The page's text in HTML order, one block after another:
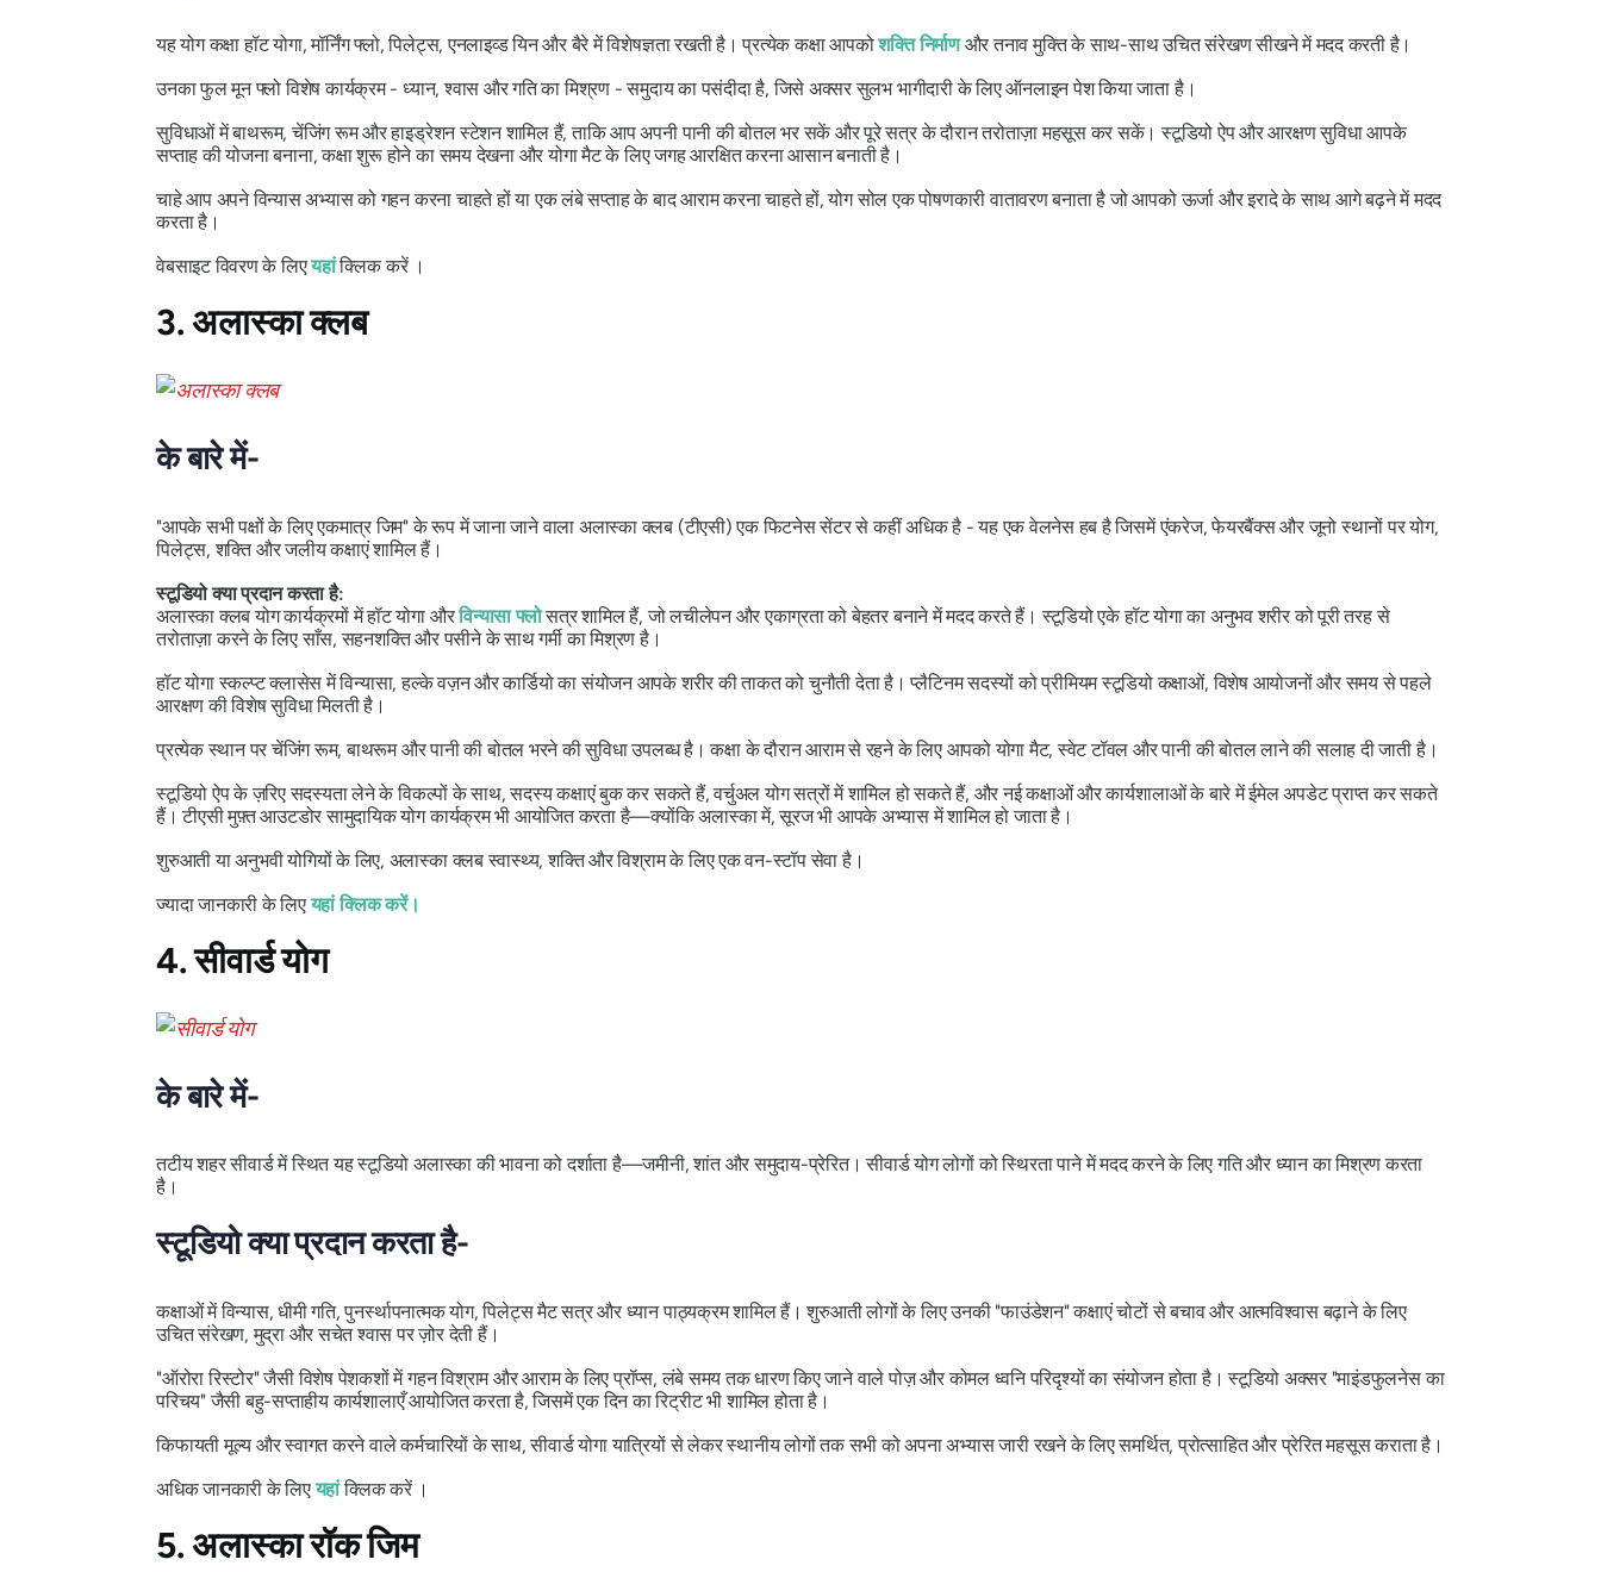
यह योग कक्षा हॉट योगा, मॉर्निंग फ्लो, पिलेट्स, एनलाइव्ड यिन और बैरे में विशेषज्ञता रखती है। प्रत्येक कक्षा आपकोशक्ति निर्माणऔर तनाव मुक्ति के साथ-साथ उचित संरेखण सीखने में मदद करती है।
उनका फुल मून फ्लो विशेष कार्यक्रम - ध्यान, श्वास और गति का मिश्रण - समुदाय का पसंदीदा है, जिसे अक्सर सुलभ भागीदारी के लिए ऑनलाइन पेश किया जाता है।
सुविधाओं में बाथरूम, चेंजिंग रूम और हाइड्रेशन स्टेशन शामिल हैं, ताकि आप अपनी पानी की बोतल भर सकें और पूरे सत्र के दौरान तरोताज़ा महसूस कर सकें। स्टूडियो ऐप और आरक्षण सुविधा आपके
सप्ताह की योजना बनाना, कक्षा शुरू होने का समय देखना और योगा मैट के लिए जगह आरक्षित करना आसान बनाती है।
चाहे आप अपने विन्यास अभ्यास को गहन करना चाहते हों या एक लंबे सप्ताह के बाद आराम करना चाहते हों, योग सोल एक पोषणकारी वातावरण बनाता है जो आपको ऊर्जा और इरादे के साथ आगे बढ़ने में मदद
करता है।
वेबसाइट विवरण के लिएयहांक्लिक करें ।
3. अलास्का क्लब
के बारे में-
"आपके सभी पक्षों के लिए एकमात्र जिम" के रूप में जाना जाने वाला अलास्का क्लब (टीएसी) एक फिटनेस सेंटर से कहीं अधिक है - यह एक वेलनेस हब है जिसमें एंकरेज, फेयरबैंक्स और जूनो स्थानों पर योग,
पिलेट्स, शक्ति और जलीय कक्षाएं शामिल हैं।
स्टूडियो क्या प्रदान करता है:
अलास्का क्लब योग कार्यक्रमों में हॉट योगा औरविन्यासा फ्लोसत्र शामिल हैं, जो लचीलेपन और एकाग्रता को बेहतर बनाने में मदद करते हैं। स्टूडियो एके हॉट योगा का अनुभव शरीर को पूरी तरह से
तरोताज़ा करने के लिए साँस, सहनशक्ति और पसीने के साथ गर्मी का मिश्रण है।
हॉट योगा स्कल्प्ट क्लासेस में विन्यासा, हल्के वज़न और कार्डियो का संयोजन आपके शरीर की ताकत को चुनौती देता है। प्लैटिनम सदस्यों को प्रीमियम स्टूडियो कक्षाओं, विशेष आयोजनों और समय से पहले
आरक्षण की विशेष सुविधा मिलती है।
प्रत्येक स्थान पर चेंजिंग रूम, बाथरूम और पानी की बोतल भरने की सुविधा उपलब्ध है। कक्षा के दौरान आराम से रहने के लिए आपको योगा मैट, स्वेट टॉवल और पानी की बोतल लाने की सलाह दी जाती है।
स्टूडियो ऐप के ज़रिए सदस्यता लेने के विकल्पों के साथ, सदस्य कक्षाएं बुक कर सकते हैं, वर्चुअल योग सत्रों में शामिल हो सकते हैं, और नई कक्षाओं और कार्यशालाओं के बारे में ईमेल अपडेट प्राप्त कर सकते
हैं। टीएसी मुफ़्त आउटडोर सामुदायिक योग कार्यक्रम भी आयोजित करता है—क्योंकि अलास्का में, सूरज भी आपके अभ्यास में शामिल हो जाता है।
शुरुआती या अनुभवी योगियों के लिए, अलास्का क्लब स्वास्थ्य, शक्ति और विश्राम के लिए एक वन-स्टॉप सेवा है।
ज्यादा जानकारी के लिएयहां क्लिक करें।
4. सीवार्ड योग
के बारे में-
तटीय शहर सीवार्ड में स्थित यह स्टूडियो अलास्का की भावना को दर्शाता है—जमीनी, शांत और समुदाय-प्रेरित। सीवार्ड योग लोगों को स्थिरता पाने में मदद करने के लिए गति और ध्यान का मिश्रण करता
है।
स्टूडियो क्या प्रदान करता है-
कक्षाओं में विन्यास, धीमी गति, पुनर्स्थापनात्मक योग, पिलेट्स मैट सत्र और ध्यान पाठ्यक्रम शामिल हैं। शुरुआती लोगों के लिए उनकी "फाउंडेशन" कक्षाएं चोटों से बचाव और आत्मविश्वास बढ़ाने के लिए
उचित संरेखण, मुद्रा और सचेत श्वास पर ज़ोर देती हैं।
"ऑरोरा रिस्टोर" जैसी विशेष पेशकशों में गहन विश्राम और आराम के लिए प्रॉप्स, लंबे समय तक धारण किए जाने वाले पोज़ और कोमल ध्वनि परिदृश्यों का संयोजन होता है। स्टूडियो अक्सर "माइंडफुलनेस का
परिचय" जैसी बहु-सप्ताहीय कार्यशालाएँ आयोजित करता है, जिसमें एक दिन का रिट्रीट भी शामिल होता है।
किफायती मूल्य और स्वागत करने वाले कर्मचारियों के साथ, सीवार्ड योगा यात्रियों से लेकर स्थानीय लोगों तक सभी को अपना अभ्यास जारी रखने के लिए समर्थित, प्रोत्साहित और प्रेरित महसूस कराता है।
अधिक जानकारी के लिएयहांक्लिक करें ।
5. अलास्का रॉक जिम